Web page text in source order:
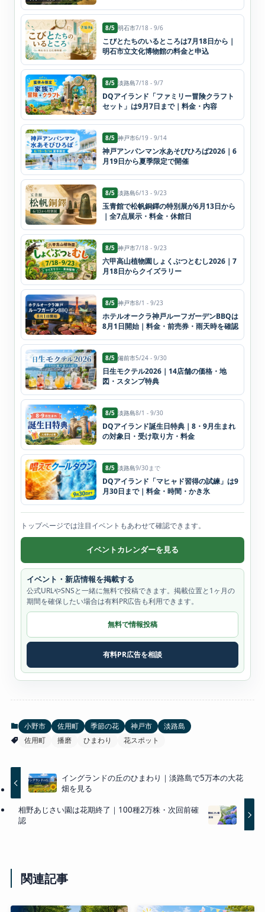
8/5 明石市7/18 - 9/6
こびとたちのいるところは7月18日から｜
明石市立文化博物館の料金と申込
8/5 淡路島7/18 - 9/7
DQアイランド「ファミリー冒険クラフト
セット」は9月7日まで｜料金・内容
8/5 神戸市6/19 - 9/14
神戸アンパンマン水あそびひろば2026｜6
月19日から夏季限定で開催
8/5 淡路島6/13 - 9/23
玉青館で松帆銅鐸の特別展が6月13日から
｜全7点展示・料金・休館日
8/5 神戸市7/18 - 9/23
六甲高山植物園しょくぶつとむし2026｜7
月18日からクイズラリー
8/5 神戸市8/1 - 9/23
ホテルオークラ神戸ルーフガーデンBBQは
8月1日開始｜料金・前売券・雨天時を確認
8/5 備前市5/24 - 9/30
日生モクテル2026｜14店舗の価格・地
図・スタンプ特典
8/5 淡路島8/1 - 9/30
DQアイランド誕生日特典｜8・9月生まれ
の対象日・受け取り方・料金
8/5 淡路島9/30まで
DQアイランド「マヒャド習得の試練」は9
月30日まで｜料金・時間・かき氷
トップページでは注目イベントもあわせて確認できます。
イベントカレンダーを見る
イベント・新店情報を掲載する
公式URLやSNSと一緒に無料で投稿できます。掲載位置と1ヶ月の
期間を確保したい場合は有料PR広告も利用できます。
無料で情報投稿
有料PR広告を相談
小野市 佐用町 季節の花 神戸市
淡路島
佐用町
播磨 ひまわり 花スポット
イングランドの丘のひまわり｜淡路島で5万本の大花
畑を見る
相野あじさい園は花期終了｜100種2万株・次回前確
認
関連記事